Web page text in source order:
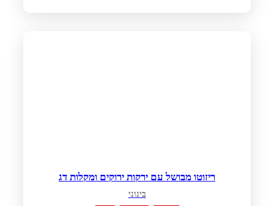
ריזוטו מבושל עם ירקות ירוקים ומקלות דג
בינוני